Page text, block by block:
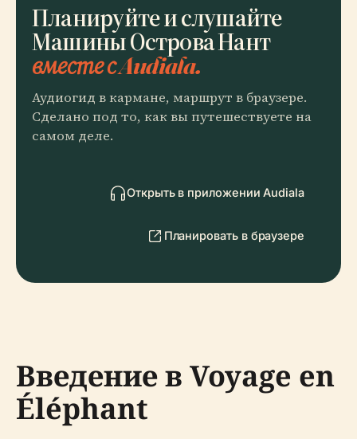
Планируйте и слушайте
Машины Острова Нант
вместе с Audiala.
Аудиогид в кармане, маршрут в браузере.
Сделано под то, как вы путешествуете на
самом деле.
Открыть в приложении Audiala
Планировать в браузере
Введение в Voyage en
Éléphant